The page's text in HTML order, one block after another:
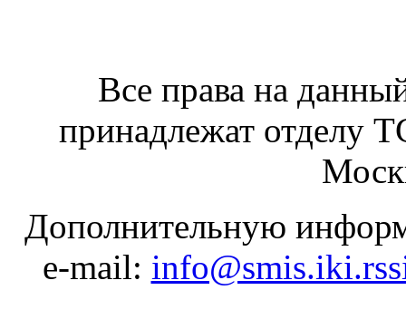
Все права на
принадлежат
Дополнительную
e-mail: